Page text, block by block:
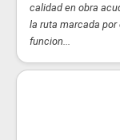
calidad en obra
la ruta marcada por
funcion...